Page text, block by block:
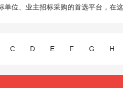
单位、业主招标采购的首选平台，在
C D E F G H